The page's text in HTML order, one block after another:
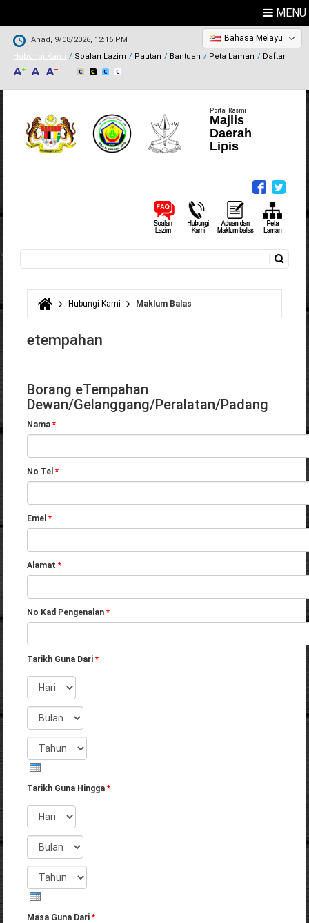
MENU
Ahad, 9/08/2026, 12:16 PM
Hubungi Kami
Soalan Lazim Pautan Bantuan Peta Laman Daftar
Bahasa Melayu
Portal Rasmi
Majlis
Daerah
Lipis
Borang carian
Anda di sini
Hubungi Kami Maklum Balas
etempahan
Borang eTempahan
Dewan/Gelanggang/Peralatan/Padang
Nama*
No Tel*
Emel*
Alamat*
No Kad Pengenalan*
Tarikh Guna Dari*
Hari
Bulan
Tahun
Tarikh Guna Hingga*
Hari
Bulan
Tahun
Masa Guna Dari*